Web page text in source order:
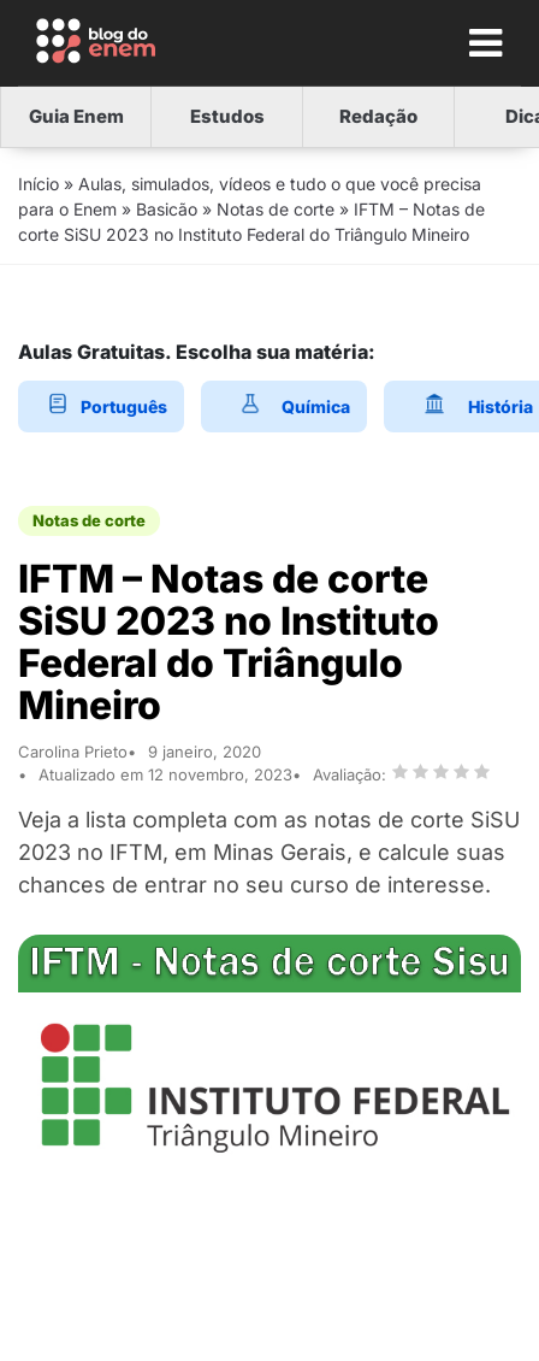
Guia Enem Estudos Redação
Início » Aulas, simulados, vídeos e tudo o que você precisa
para o Enem » Basicão » Notas de corte » IFTM – Notas de
corte SiSU 2023 no Instituto Federal do Triângulo Mineiro
Aulas Gratuitas. Escolha sua matéria:
Português Química História
Notas de corte
IFTM – Notas de corte
SiSU 2023 no Instituto
Federal do Triângulo
Mineiro
Carolina Prieto
9 janeiro, 2020
Atualizado em 12 novembro, 2023
Avaliação:
Veja a lista completa com as notas de corte SiSU
2023 no IFTM, em Minas Gerais, e calcule suas
chances de entrar no seu curso de interesse.